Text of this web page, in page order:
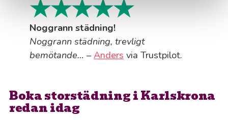
★★★★★
Noggrann städning!
Noggrann städning, trevligt
bemötande… –Anders via Trustpilot.
Boka storstädning i Karlskrona
redan idag